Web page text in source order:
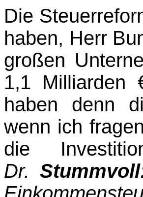
Die
haben, Herr
großen
1,1 Milliar­den
haben denn
wenn ich
die
Dr.